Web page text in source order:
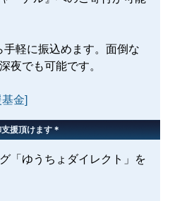
軽に振込めます。面倒な
夜でも可能です。
金]
援頂けます＊
「ゆうちょダイレクト」を